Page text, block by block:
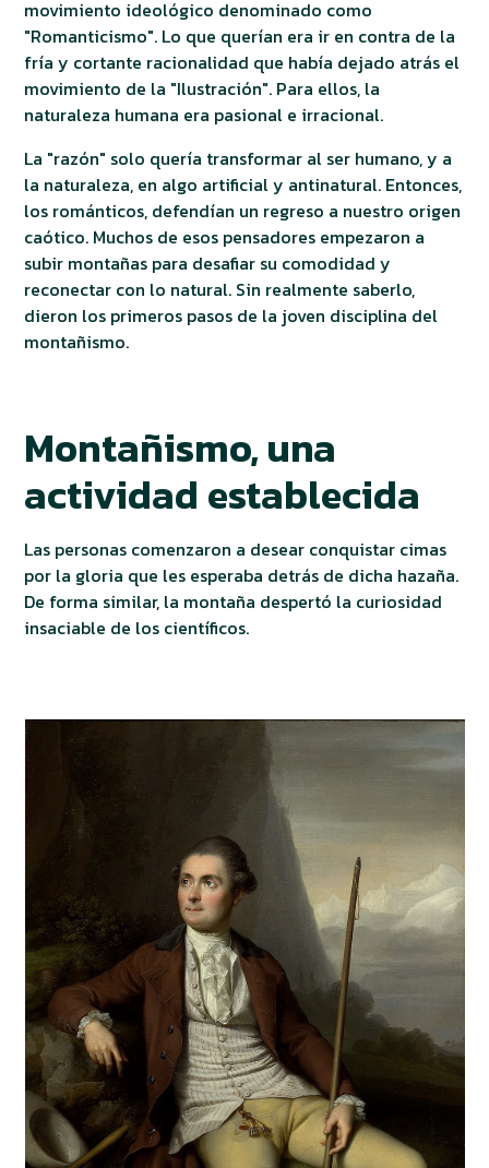
movimiento ideológico denominado como
"Romanticismo". Lo que querían era ir en contra de la
fría y cortante racionalidad que había dejado atrás el
movimiento de la "Ilustración". Para ellos, la
naturaleza humana era pasional e irracional.
La "razón" solo quería transformar al ser humano, y a
la naturaleza, en algo artificial y antinatural. Entonces,
los románticos, defendían un regreso a nuestro origen
caótico. Muchos de esos pensadores empezaron a
subir montañas para desafiar su comodidad y
reconectar con lo natural. Sin realmente saberlo,
dieron los primeros pasos de la joven disciplina del
montañismo.
Montañismo, una
actividad establecida
Las personas comenzaron a desear conquistar cimas
por la gloria que les esperaba detrás de dicha hazaña.
De forma similar, la montaña despertó la curiosidad
insaciable de los científicos.